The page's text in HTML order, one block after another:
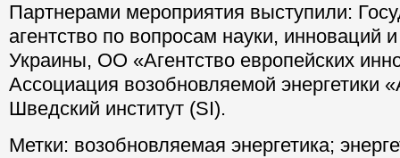
Партнерами мероприятия выступили:
агентство по вопросам науки, инноваций
Украины, ОО «Агентство европейских
Ассоциация возобновляемой энергетики
Шведский институт (SI).
Метки: возобновляемая энергетика;